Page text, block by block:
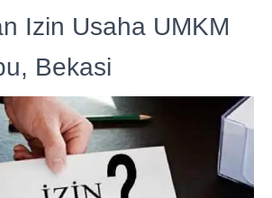
Izin Usaha UMKM
Bekasi